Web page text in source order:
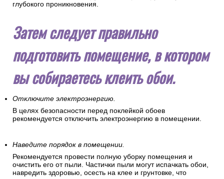
Нанесите грунтовку ровным тонким слоем на стену с
глубокого проникновения.
Затем следует правильно
подготовить помещение, в котором
вы собираетесь клеить обои.
рекомендуется отключить электроэнергию в помещении.
Наведите порядок в помещении.